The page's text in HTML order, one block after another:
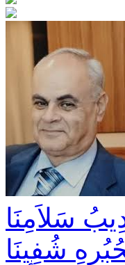
سَلاَمِنَا